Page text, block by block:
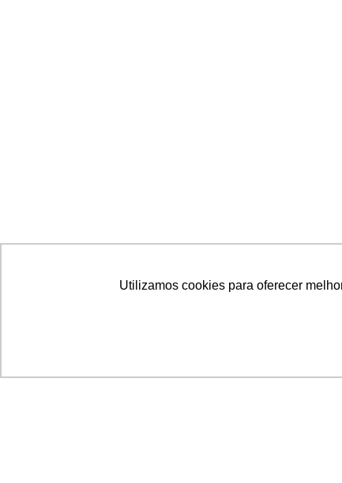
Utilizamos cookies para oferecer